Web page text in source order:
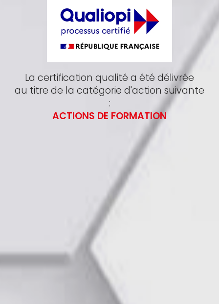
La certification qualité a été délivrée
au titre de la catégorie d'action suivante
:
ACTIONS DE FORMATION